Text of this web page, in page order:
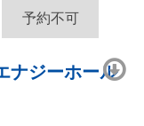
予約不可
ナジーホール